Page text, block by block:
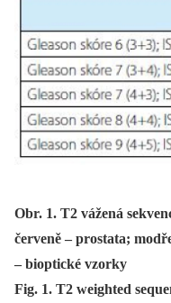
Obr. 1. T2 vážená
červeně – prostata;
– bioptické vzorky
Fig. 1. T2 weighted